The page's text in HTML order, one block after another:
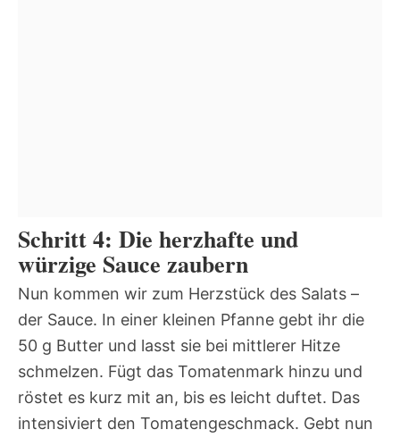
Schritt 4: Die herzhafte und
würzige Sauce zaubern
Nun kommen wir zum Herzstück des Salats –
der Sauce. In einer kleinen Pfanne gebt ihr die
50 g Butter und lasst sie bei mittlerer Hitze
schmelzen. Fügt das Tomatenmark hinzu und
röstet es kurz mit an, bis es leicht duftet. Das
intensiviert den Tomatengeschmack. Gebt nun